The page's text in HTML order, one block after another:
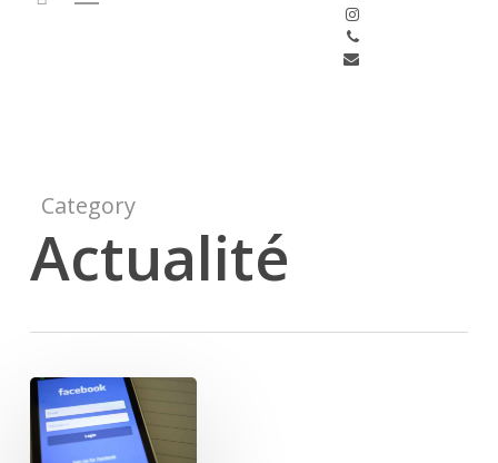
Category
Actualité
Facebook met à jour
de son algorithme
pour lutter contre les